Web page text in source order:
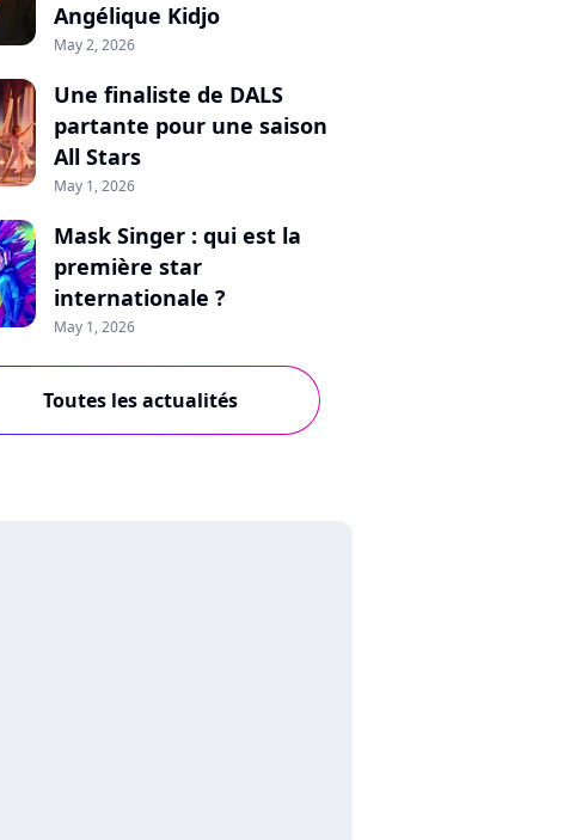
Angélique Kidjo
May 2, 2026
Une finaliste de DALS
partante pour une saison
All Stars
May 1, 2026
Mask Singer : qui est la
première star
internationale ?
May 1, 2026
Toutes les actualités